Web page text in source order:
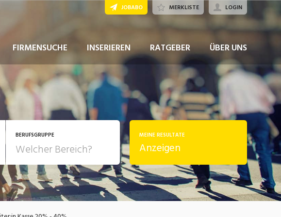
FIRMENSUCHE INSERIEREN RATGEBER ÜBER UNS
JOBABO MERKLISTE LOGIN
POSITION
Führungsposition
BERUFSGRUPPE
Kunst, Design, Soziale
Sport
Logistik, Transport,
MEINE RESULTATE
Anzeigen
JETZT BEWERBEN